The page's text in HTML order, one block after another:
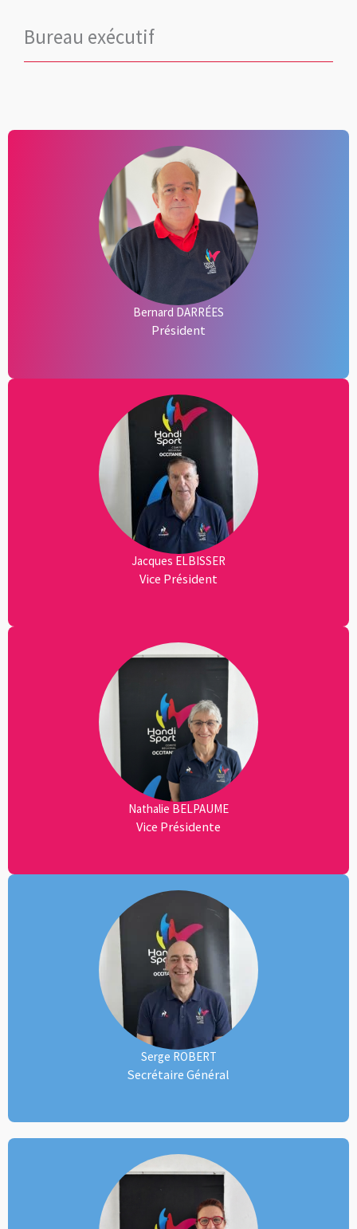
Bureau exécutif
Bernard DARRÉES
Président
Jacques ELBISSER
Vice Président
Nathalie BELPAUME
Vice Présidente
Serge ROBERT
Secrétaire Général